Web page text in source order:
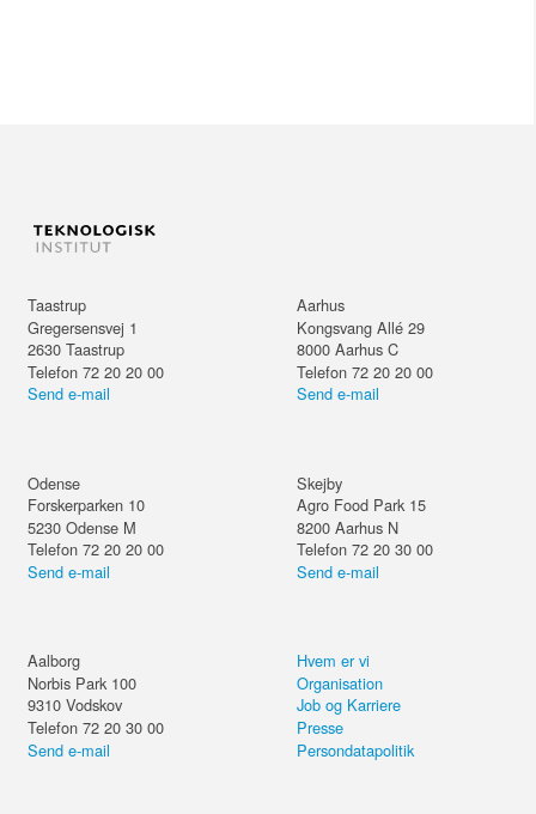
Taastrup
Gregersensvej 1
2630 Taastrup
Telefon 72 20 20 00
Send e-mail
Aarhus
Kongsvang Allé 29
8000 Aarhus C
Telefon 72 20 20 00
Send e-mail
Odense
Forskerparken 10
5230 Odense M
Telefon 72 20 20 00
Send e-mail
Skejby
Agro Food Park 15
8200 Aarhus N
Telefon 72 20 30 00
Send e-mail
Aalborg
Norbis Park 100
9310 Vodskov
Telefon 72 20 30 00
Send e-mail
Hvem er vi
Organisation
Job og Karriere
Presse
Persondatapolitik